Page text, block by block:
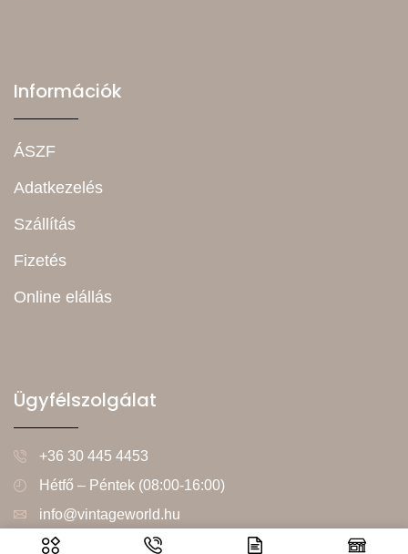
Információk
ÁSZF
Adatkezelés
Szállítás
Fizetés
Online elállás
Ügyfélszolgálat
+36 30 445 4453
Hétfő – Péntek (08:00-16:00)
info@vintageworld.hu